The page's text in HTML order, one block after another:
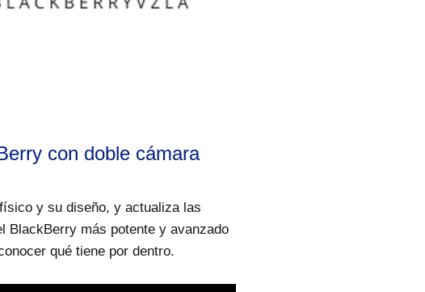
con doble cámara
y su diseño, y actualiza las
BlackBerry más potente y avanzado
qué tiene por dentro.